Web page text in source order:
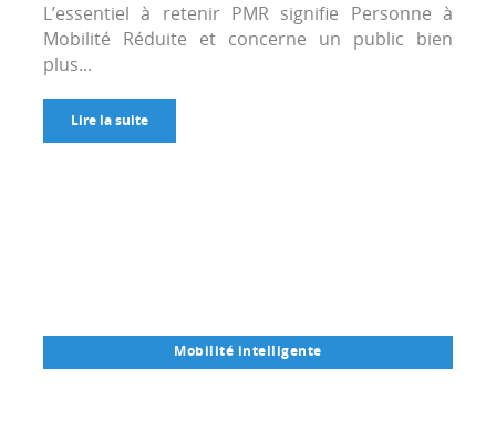
L’essentiel à retenir PMR signifie Personne à
Mobilité Réduite et concerne un public bien
plus...
Lire la suite
Mobilité intelligente